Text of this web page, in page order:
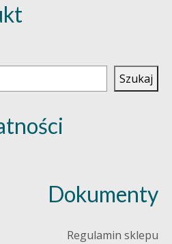
Szukaj
Dokumenty
Regulamin sklepu